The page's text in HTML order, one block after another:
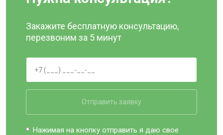
Закажите бесплатную консультацию,
перезвоним за 5 минут
Отправить заявку
Нажимая на кнопку отправить я даю свое